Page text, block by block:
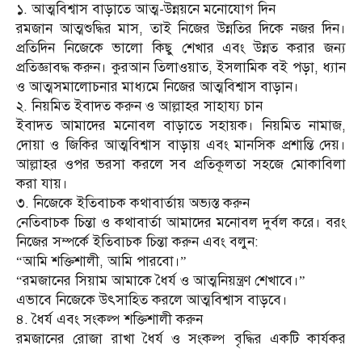
১. আত্মবিশ্বাস বাড়াতে আত্ম-উন্নয়নে মনোযোগ দিন
রমজান আত্মশুদ্ধির মাস, তাই নিজের উন্নতির দিকে নজর দিন।
প্রতিদিন নিজেকে ভালো কিছু শেখার এবং উন্নত করার জন্য
প্রতিজ্ঞাবদ্ধ করুন। কুরআন তিলাওয়াত, ইসলামিক বই পড়া, ধ্যান
ও আত্মসমালোচনার মাধ্যমে নিজের আত্মবিশ্বাস বাড়ান।
২. নিয়মিত ইবাদত করুন ও আল্লাহর সাহায্য চান
ইবাদত আমাদের মনোবল বাড়াতে সহায়ক। নিয়মিত নামাজ,
দোয়া ও জিকির আত্মবিশ্বাস বাড়ায় এবং মানসিক প্রশান্তি দেয়।
আল্লাহর ওপর ভরসা করলে সব প্রতিকূলতা সহজে মোকাবিলা
করা যায়।
৩. নিজেকে ইতিবাচক কথাবার্তায় অভ্যস্ত করুন
নেতিবাচক চিন্তা ও কথাবার্তা আমাদের মনোবল দুর্বল করে। বরং
নিজের সম্পর্কে ইতিবাচক চিন্তা করুন এবং বলুন:
“আমি শক্তিশালী, আমি পারবো।”
“রমজানের সিয়াম আমাকে ধৈর্য ও আত্মনিয়ন্ত্রণ শেখাবে।”
এভাবে নিজেকে উৎসাহিত করলে আত্মবিশ্বাস বাড়বে।
৪. ধৈর্য এবং সংকল্প শক্তিশালী করুন
রমজানের রোজা রাখা ধৈর্য ও সংকল্প বৃদ্ধির একটি কার্যকর